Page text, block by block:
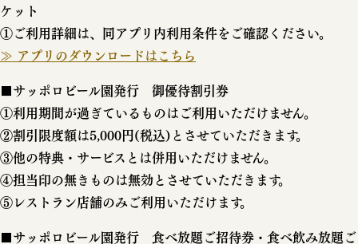
ケット
①ご利用詳細は、同アプリ内利用条件をご確認ください。
≫ アプリのダウンロードはこちら
■サッポロビール園発行 御優待割引券
①利用期間が過ぎているものはご利用いただけません。
②割引限度額は5,000円(税込)とさせていただきます。
③他の特典・サービスとは併用いただけません。
④担当印の無きものは無効とさせていただきます。
⑤レストラン店舗のみご利用いただけます。
■サッポロビール園発行 食べ放題ご招待券・食べ飲み放題ご